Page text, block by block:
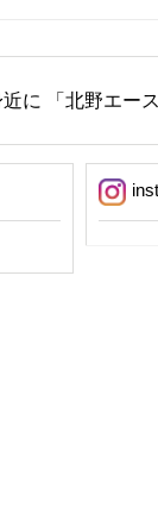
に 「北野エー